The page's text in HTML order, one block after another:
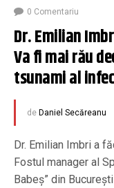
0 Comentariu
Dr. Emilian
Va fi mai rău
tsunami al
de Daniel Secăreanu
Dr. Emilian Imbri a
Fostul manager al
Babeş” din